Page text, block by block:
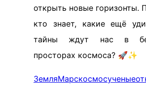
открыть новые горизонты.
кто знает, какие ещё
тайны ждут нас в
просторах космоса? 🚀✨
ЗемляМарскосмосученые